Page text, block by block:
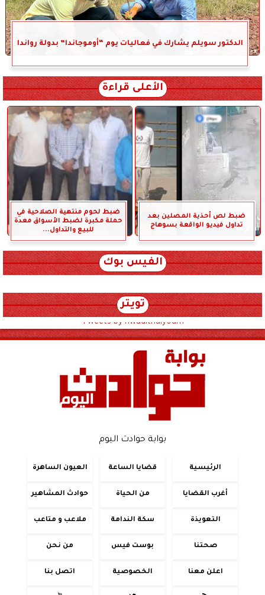
الدكتور سويلم يشارك في فعاليات يوم “أوموجاندا” بدولة رواندا
الأعلى قراءة
ضبط لص أحذية المصلين بعد
تداول فيديو الواقعة بسوهاج
ضبط لحوم منتهية الصلاحية في
حملة مكبرة لضبط الأسواق معدة
للبيع والتداول...
الفيس بوك
تويتر
Tweets by hwadithalyoum
بوابة حوادث اليوم
الرئيسية قضايا الساعة العيون الساهرة
أغرب القضايا من الحياة حوادث المشاهير
التعويذة سكة الندامة ملاعب و متاعب
صحتنا بوست فيس من نحن
اعلن معنا الخصوصية اتصل بنا